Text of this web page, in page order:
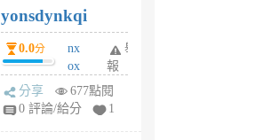
6
個
月
前
yonsdynkqi
0.0分
nx
ox
rh
pe
舉
報
分享
677點閱
0 評論/給分
1